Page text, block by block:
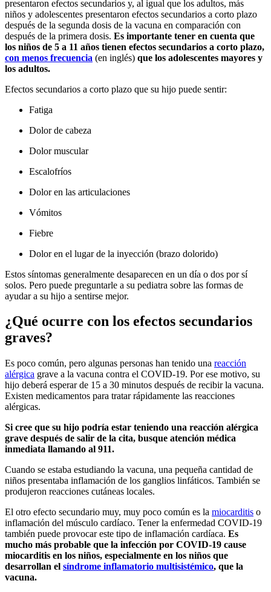
presentaron efectos secundarios y, al igual que los adultos, más
niños y adolescentes presentaron efectos secundarios a corto plazo
después de la segunda dosis de la vacuna en comparación con
después de la primera dosis. Es importante tener en cuenta que
los niños de 5 a 11 años tienen efectos secundarios a corto plazo,
con menos frecuencia (en inglés) que los adolescentes mayores y
los adultos.
Efectos secundarios a corto plazo que su hijo puede sentir:
Fatiga
Dolor de cabeza
Dolor muscular
Escalofríos
Dolor en las articulaciones
Vómitos
Fiebre
Dolor en el lugar de la inyección (brazo dolorido)
Estos síntomas generalmente desaparecen en un día o dos por sí
solos. Pero puede preguntarle a su pediatra sobre las formas de
ayudar a su hijo a sentirse mejor.
¿Qué ocurre con los efectos secundarios
graves?
Es poco común, pero algunas personas han tenido una reacción
alérgica grave a la vacuna contra el COVID-19. Por ese motivo, su
hijo deberá esperar de 15 a 30 minutos después de recibir la vacuna.
Existen medicamentos para tratar rápidamente las reacciones
alérgicas.
Si cree que su hijo podría estar teniendo una reacción alérgica
grave después de salir de la cita, busque atención médica
inmediata llamando al 911.
Cuando se estaba estudiando la vacuna, una pequeña cantidad de
niños presentaba inflamación de los ganglios linfáticos. También se
produjeron reacciones cutáneas locales.
El otro efecto secundario muy, muy poco común es la miocarditis o
inflamación del músculo cardíaco. Tener la enfermedad COVID-19
también puede provocar este tipo de inflamación cardíaca. Es
mucho más probable que la infección por COVID-19 cause
miocarditis en los niños, especialmente en los niños que
desarrollan el síndrome inflamatorio multisistémico, que la
vacuna.